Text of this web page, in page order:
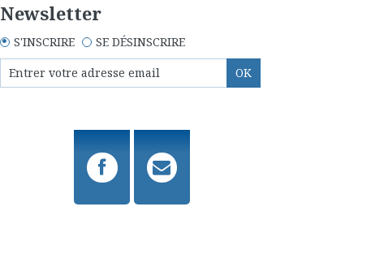
Newsletter
S'INSCRIRE SE DÉSINSCRIRE